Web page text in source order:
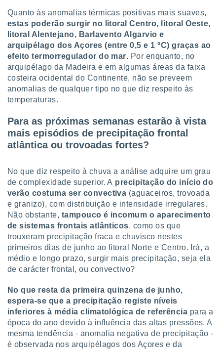
Quanto às anomalias térmicas positivas mais suaves,
estas poderão surgir no litoral Centro, litoral Oeste,
litoral Alentejano, Barlavento Algarvio e
arquipélago dos Açores (entre 0,5 e 1 ºC) graças ao
efeito termorregulador do mar. Por enquanto, no
arquipélago da Madeira e em algumas áreas da faixa
costeira ocidental do Continente, não se preveem
anomalias de qualquer tipo no que diz respeito às
temperaturas.
Para as próximas semanas estarão à vista
mais episódios de precipitação frontal
atlântica ou trovoadas fortes?
No que diz respeito à chuva a análise adquire um grau
de complexidade superior. A precipitação do início do
verão costuma ser convectiva (aguaceiros, trovoada
e granizo), com distribuição e intensidade irregulares.
Não obstante, tampouco é incomum o aparecimento
de sistemas frontais atlânticos, como os que
trouxeram precipitação fraca e chuvisco nestes
primeiros dias de junho ao litoral Norte e Centro. Irá, a
médio e longo prazo, surgir mais precipitação, seja ela
de carácter frontal, ou convectivo?
No que resta da primeira quinzena de junho,
espera-se que a precipitação registe níveis
inferiores à média climatológica de referência para a
época do ano devido à influência das altas pressões. A
mesma tendência - anomalia negativa de precipitação -
é observada nos arquipélagos dos Açores e da